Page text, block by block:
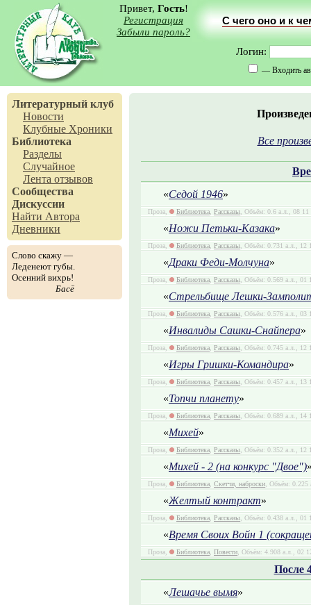
Привет, Гость!
Регистрация
Забыли пароль?
С чего оно и к
Логин:
— Входить
Литературный клуб
Новости
Клубные Хроники
Библиотека
Разделы
Случайное
Лента отзывов
Сообщества
Дискуссии
Найти Автора
Дневники
Слово скажу —
Леденеют губы.
Осенний вихрь!
Басё
Все
«Седой 1946»
Проза, Библиотека, Рассказы, Объём: 0.6 а.л., 08 11
«Ножи Петьки-Казака»
Проза, Библиотека, Рассказы, Объём: 0.731 а.л., 12
«Драки Феди-Молчуна»
Проза, Библиотека, Рассказы, Объём: 0.569 а.л., 01
«Стрельбище Лешки-
Проза, Библиотека, Рассказы, Объём: 0.576 а.л., 03
«Инвалиды Сашки-Снайпера»
Проза, Библиотека, Рассказы, Объём: 0.745 а.л., 12
«Игры Гришки-Командира»
Проза, Библиотека, Рассказы, Объём: 0.457 а.л., 13
«Топчи планету»
Проза, Библиотека, Рассказы, Объём: 0.689 а.л., 14
«Михей»
Проза, Библиотека, Рассказы, Объём: 0.352 а.л., 12
«Михей - 2 (на конкурс "Двое")
Проза, Библиотека, Скетчи, наброски, Объём: 0.225
«Желтый контракт»
Проза, Библиотека, Рассказы, Объём: 0.438 а.л., 01
«Время Своих Войн 1
Проза, Библиотека, Повести, Объём: 4.908 а.л., 02
После
«Лешачье вымя»